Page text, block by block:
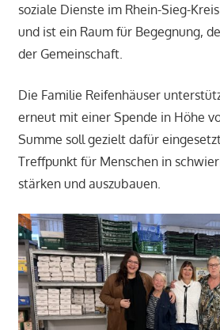
soziale Dienste im Rhein-Sieg-
und ist ein Raum für Begegnung,
der Gemeinschaft.
Die Familie Reifenhäuser
erneut mit einer Spende in Höhe
Summe soll gezielt dafür
Treffpunkt für Menschen in
stärken und auszubauen.